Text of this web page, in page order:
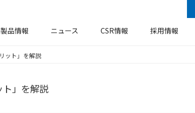
製品情報 ニュース CSR情報
安全衛生・防火防災基本方針
採用情報
ット」を解説
」を解説